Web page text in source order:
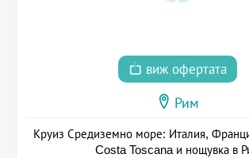
виж офертата
Рим
Круиз Средиземно море: Италия,
Costa Toscana и нощувка в